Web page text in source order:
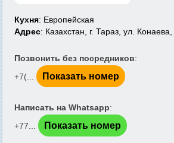
Кухня: Европейская
Адрес: Казахстан, г. Тараз, ул. Конаева,
Позвонить без посредников:
+7(...
Показать номер
Написать на Whatsapp:
+77...
Показать номер